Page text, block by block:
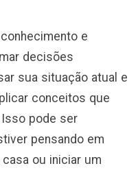
e
decisões
sua situação atual e
conceitos que
pode ser
pensando em
ou iniciar um